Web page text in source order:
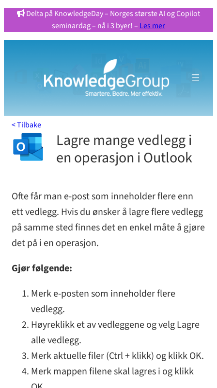
Hopp
til
Delta på KnowledgeDay – Norges største AI og Copilot
seminardag – nå i 3 byer! – Les mer
< Tilbake
Lagre mange vedlegg i
en operasjon i Outlook
Ofte får man e-post som inneholder flere enn
ett vedlegg. Hvis du ønsker å lagre flere vedlegg
på samme sted finnes det en enkel måte å gjøre
det på i en operasjon.
Gjør følgende:
Merk e-posten som inneholder flere
vedlegg.
Høyreklikk et av vedleggene og velg Lagre
alle vedlegg.
Merk aktuelle filer (Ctrl + klikk) og klikk OK.
Merk mappen filene skal lagres i og klikk